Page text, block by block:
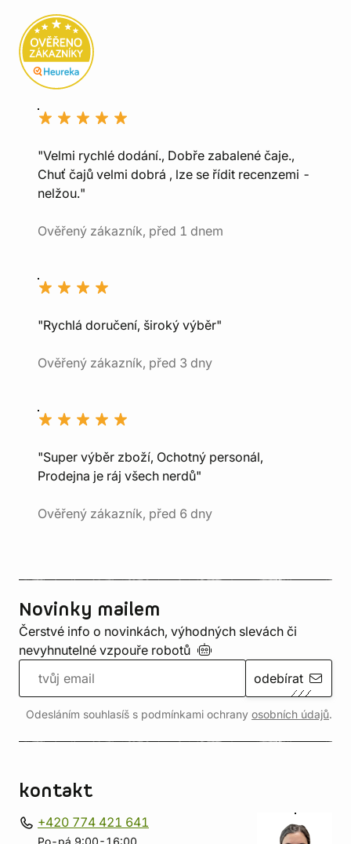
"Velmi rychlé dodání., Dobře zabalené čaje.,
Chuť čajů velmi dobrá , lze se řídit recenzemi -
nelžou."
Ověřený zákazník, před 1 dnem
"Rychlá doručení, široký výběr"
Ověřený zákazník, před 3 dny
"Super výběr zboží, Ochotný personál,
Prodejna je ráj všech nerdů"
Ověřený zákazník, před 6 dny
Novinky mailem
Čerstvé info o novinkách, výhodných slevách či
nevyhnutelné vzpouře robotů
odebírat
Odesláním souhlasíš s podmínkami ochrany osobních údajů.
kontakt
+420 774 421 641